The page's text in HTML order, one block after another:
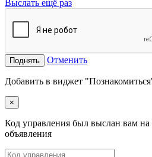
Выслать ещё раз
Поднять Отменить
Добавить в виджет
×
Код управления был выслан вам на
объявления